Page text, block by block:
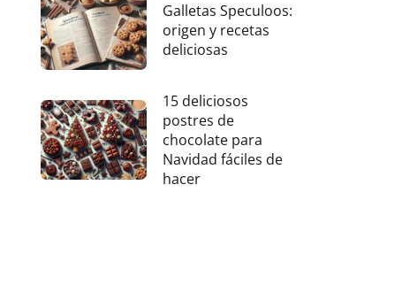
Galletas Speculoos:
origen y recetas
deliciosas
15 deliciosos
postres de
chocolate para
Navidad fáciles de
hacer